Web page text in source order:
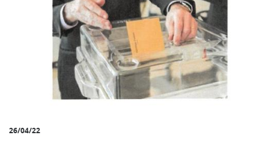
26/04/22